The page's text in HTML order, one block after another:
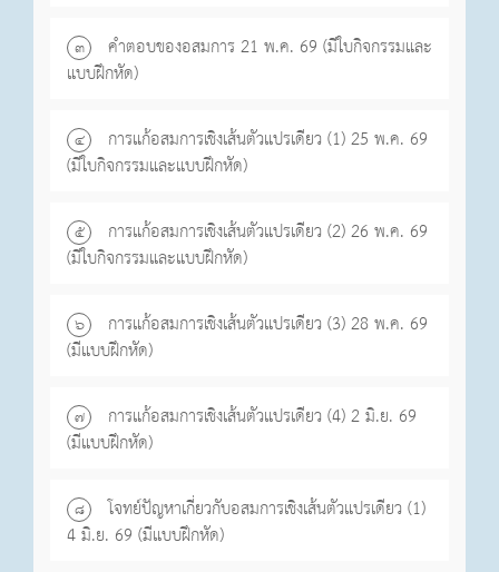
๓
คำตอบของอสมการ 21 พ.ค. 69 (มีใบกิจกรรมและ
แบบฝึกหัด)
๔
การแก้อสมการเชิงเส้นตัวแปรเดียว (1) 25 พ.ค. 69
(มีใบกิจกรรมและแบบฝึกหัด)
๕
การแก้อสมการเชิงเส้นตัวแปรเดียว (2) 26 พ.ค. 69
(มีใบกิจกรรมและแบบฝึกหัด)
๖
การแก้อสมการเชิงเส้นตัวแปรเดียว (3) 28 พ.ค. 69
(มีแบบฝึกหัด)
๗
การแก้อสมการเชิงเส้นตัวแปรเดียว (4) 2 มิ.ย. 69
(มีแบบฝึกหัด)
๘
โจทย์ปัญหาเกี่ยวกับอสมการเชิงเส้นตัวแปรเดียว (1)
4 มิ.ย. 69 (มีแบบฝึกหัด)